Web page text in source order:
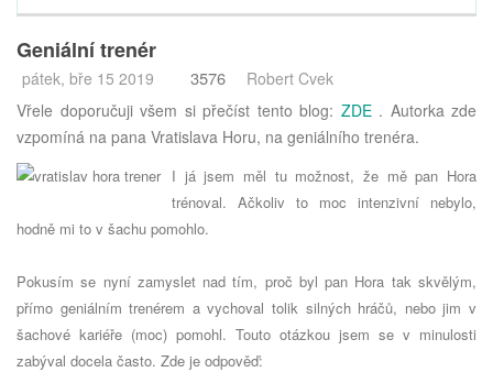
Geniální trenér
pátek, bře 15 2019 3576
Robert Cvek
Vřele doporučuji všem si přečíst tento blog: ZDE. Autorka zde
vzpomíná na pana Vratislava Horu, na geniálního trenéra.
I já jsem měl tu možnost, že mě pan Hora
trénoval. Ačkoliv to moc intenzivní nebylo,
hodně mi to v šachu pomohlo.
Pokusím se nyní zamyslet nad tím, proč byl pan Hora tak skvělým,
přímo geniálním trenérem a vychoval tolik silných hráčů, nebo jim v
šachové kariéře (moc) pomohl. Touto otázkou jsem se v minulosti
zabýval docela často. Zde je odpověď: